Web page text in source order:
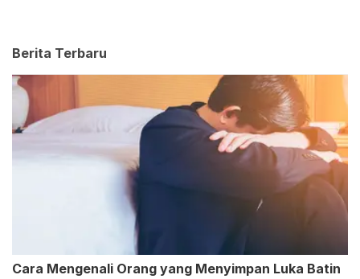
Berita Terbaru
Cara Mengenali Orang yang Menyimpan Luka Batin